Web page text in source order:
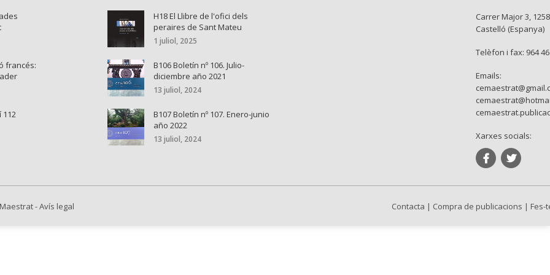
francés:
112
H18 El Llibre de l'ofici dels
peraires de Sant Mateu
1 juliol, 2025
B106 Boletín nº 106. Julio-
diciembre año 2021
13 juliol, 2024
B107 Boletín nº 107. Enero-junio
año 2022
13 juliol, 2024
Carrer Major 3,
Castelló (Espanya)
Telèfon i fax: 964
Emails:
Xarxes socials:
-Avís legal Contacta | Compra de publicacions | Fes-